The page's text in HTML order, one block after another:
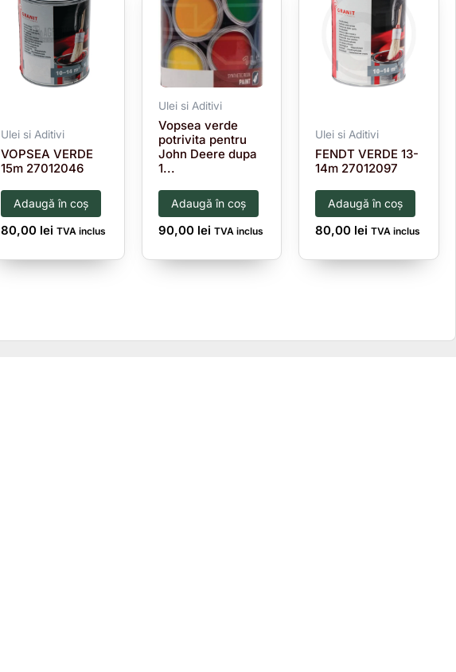
Ulei si Aditivi
VOPSEA VERDE
15m 27012046
Adaugă în coș
80,00 lei TVA inclus
Ulei si Aditivi
Vopsea verde
potrivita pentru
John Deere dupa
1...
Adaugă în coș
90,00 lei TVA inclus
Ulei si Aditivi
FENDT VERDE 13-
14m 27012097
Adaugă în coș
80,00 lei TVA inclus